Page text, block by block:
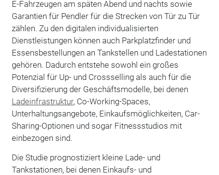
E-Fahrzeugen am späten Abend und nachts sowie
Garantien für Pendler für die Strecken von Tür zu Tür
zählen. Zu den digitalen individualisierten
Dienstleistungen können auch Parkplatzfinder und
Essensbestellungen an Tankstellen und Ladestationen
gehören. Dadurch entstehe sowohl ein großes
Potenzial für Up- und Crossselling als auch für die
Diversifizierung der Geschäftsmodelle, bei denen
Ladeinfrastruktur, Co-Working-Spaces,
Unterhaltungsangebote, Einkaufsmöglichkeiten, Car-
Sharing-Optionen und sogar Fitnessstudios mit
einbezogen sind.
Die Studie prognostiziert kleine Lade- und
Tankstationen, bei denen Einkaufs- und